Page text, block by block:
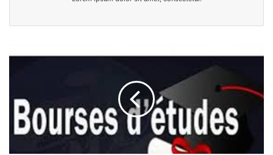
gouvernement
conditionne
à